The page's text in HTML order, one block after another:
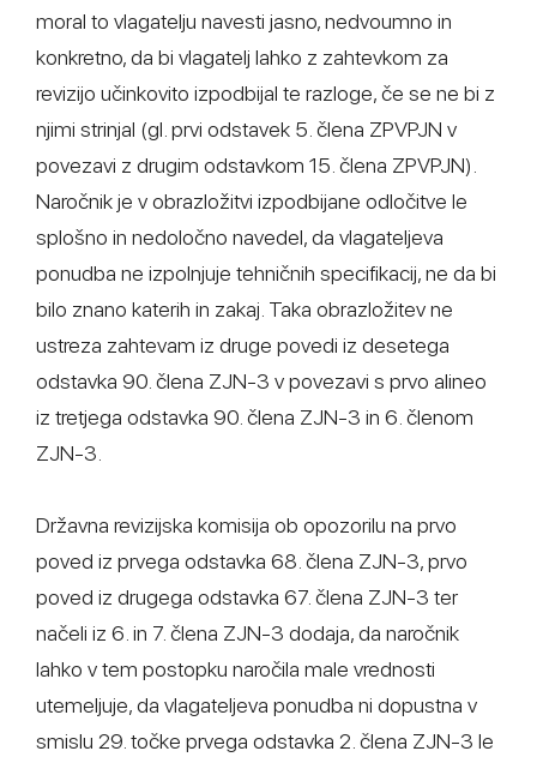
moral to vlagatelju navesti jasno, nedvoumno in
konkretno, da bi vlagatelj lahko z zahtevkom za
revizijo učinkovito izpodbijal te razloge, če se ne bi z
njimi strinjal (gl. prvi odstavek 5. člena ZPVPJN v
povezavi z drugim odstavkom 15. člena ZPVPJN).
Naročnik je v obrazložitvi izpodbijane odločitve le
splošno in nedoločno navedel, da vlagateljeva
ponudba ne izpolnjuje tehničnih specifikacij, ne da bi
bilo znano katerih in zakaj. Taka obrazložitev ne
ustreza zahtevam iz druge povedi iz desetega
odstavka 90. člena ZJN-3 v povezavi s prvo alineo
iz tretjega odstavka 90. člena ZJN-3 in 6. členom
ZJN-3.
Državna revizijska komisija ob opozorilu na prvo
poved iz prvega odstavka 68. člena ZJN-3, prvo
poved iz drugega odstavka 67. člena ZJN-3 ter
načeli iz 6. in 7. člena ZJN-3 dodaja, da naročnik
lahko v tem postopku naročila male vrednosti
utemeljuje, da vlagateljeva ponudba ni dopustna v
smislu 29. točke prvega odstavka 2. člena ZJN-3 le